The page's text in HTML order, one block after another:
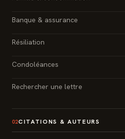
Banque & assurance
Résiliation
Condoléances
Rechercher une lettre
02CITATIONS & AUTEURS